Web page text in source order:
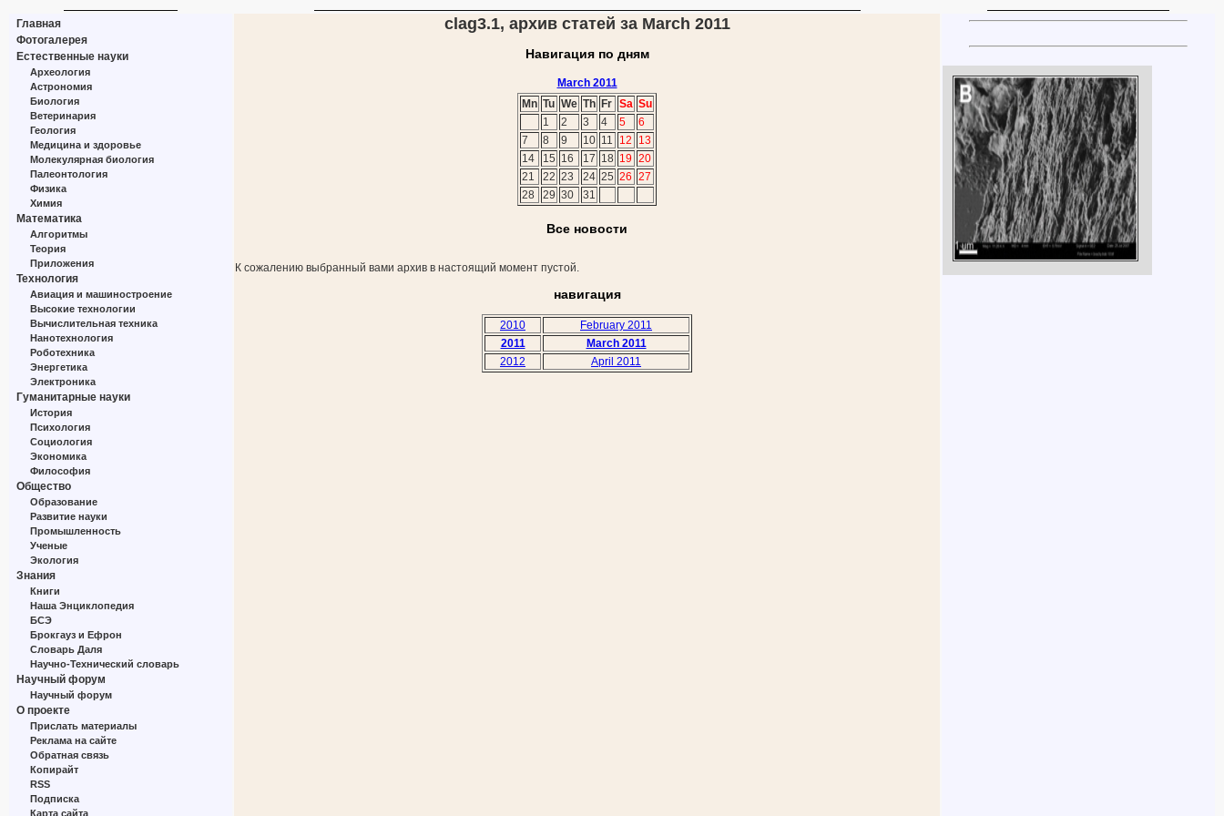
Главная
Фотогалерея
Естественные науки
Археология
Астрономия
Биология
Ветеринария
Геология
Медицина и здоровье
Молекулярная биология
Палеонтология
Физика
Химия
Математика
Алгоритмы
Теория
Приложения
Технология
Авиация и машиностроение
Высокие технологии
Вычислительная техника
Нанотехнология
Роботехника
Энергетика
Электроника
Гуманитарные науки
История
Психология
Социология
Экономика
Философия
Общество
Образование
Развитие науки
Промышленность
Ученые
Экология
Знания
Книги
Наша Энциклопедия
БСЭ
Брокгауз и Ефрон
Словарь Даля
Научно-Технический словарь
Научный форум
Научный форум
О проекте
Прислать материалы
Реклама на сайте
Обратная связь
Копирайт
RSS
Подписка
Карта сайта
clag3.1, архив статей за March 2011
Навигация по дням
March 2011
Mn Tu We Th Fr Sa Su
1
2 3 4 5
6
7
8 9 10 11 12
13
14
15 16 17 18 19 20
21
22 23 24 25 26 27
28
29 30 31
Все новости
К сожалению выбранный вами архив в настоящий момент пустой.
навигация
2010
February 2011
2011
March 2011
2012
April 2011